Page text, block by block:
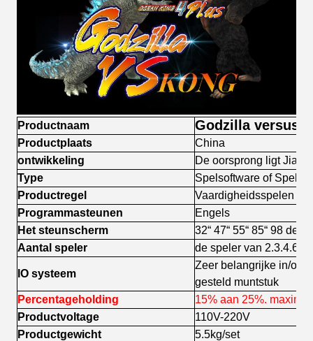
Productnaam Godzilla versus
Productplaats
China
ontwikkeling
De oorsprong ligt Jiang
Type
Spelsoftware of
Productregel
Vaardigheidsspelen
Programmasteunen
Engels
Het steunscherm
32“ 47“ 55“ 85“ 98 de“
Aantal speler
de speler van 2.3.4.6
IO systeem
Zeer belangrijke in/out,
gesteld muntstuk
Percentageholding
15% aan 25%.
Productvoltage
110V-220V
Productgewicht
5.5kg/set